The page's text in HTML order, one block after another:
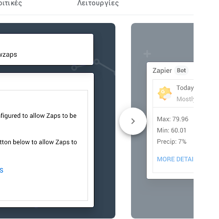
Λειτουργίες